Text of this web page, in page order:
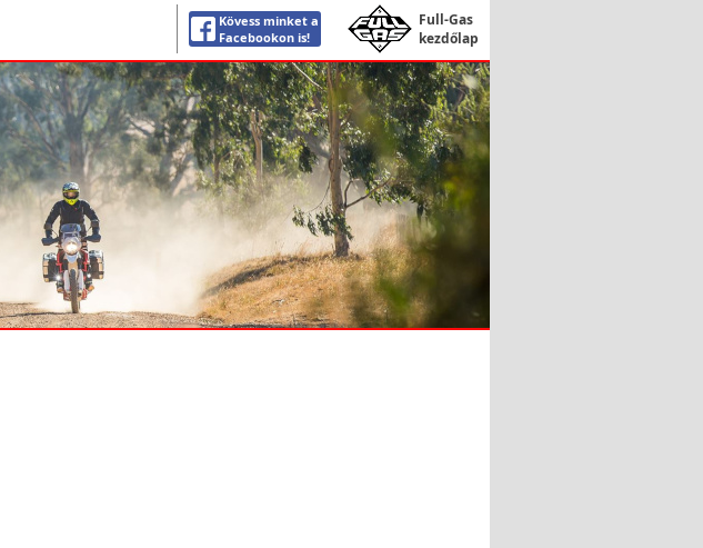
Kövess minket a
Facebookon is!
Full-Gas
kezdőlap